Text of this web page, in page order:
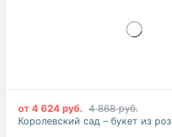
от 4 624 руб. 4 868 руб.
Королевский сад – букет из роз